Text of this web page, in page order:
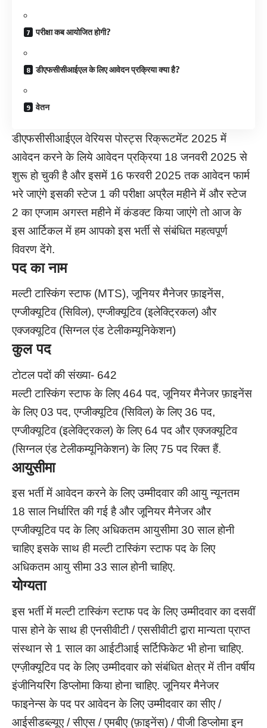
परीक्षा कब आयोजित होगी?
डीएफसीसीआईएल के लिए आवेदन प्रक्रिया क्या है?
वेतन
डीएफसीसीआईएल वेरियस पोस्ट्स रिक्रूटमेंट 2025 में
आवेदन करने के लिये आवेदन प्रक्रिया 18 जनवरी 2025 से
शुरू हो चुकी है और इसमें 16 फरवरी 2025 तक आवेदन फार्म
भरे जाएंगे इसकी स्टेज 1 की परीक्षा अप्रैल महीने में और स्टेज
2 का एग्जाम अगस्त महीने में कंडक्ट किया जाएंगे तो आज के
इस आर्टिकल में हम आपको इस भर्ती से संबंधित महत्वपूर्ण
विवरण देंगे.
पद का नाम
मल्टी टास्किंग स्टाफ (MTS), जूनियर मैनेजर फ़ाइनेंस,
एग्जीक्यूटिव (सिविल), एग्जीक्यूटिव (इलेक्ट्रिकल) और
एक्जक्यूटिव (सिग्नल एंड टेलीकम्यूनिकेशन)
कुल पद
टोटल पदों की संख्या- 642
मल्टी टास्किंग स्टाफ के लिए 464 पद, जूनियर मैनेजर फ़ाइनेंस
के लिए 03 पद, एग्जीक्यूटिव (सिविल) के लिए 36 पद,
एग्जीक्यूटिव (इलेक्ट्रिकल) के लिए 64 पद और एक्जक्यूटिव
(सिग्नल एंड टेलीकम्यूनिकेशन) के लिए 75 पद रिक्त हैं.
आयुसीमा
इस भर्ती में आवेदन करने के लिए उम्मीदवार की आयु न्यूनतम
18 साल निर्धारित की गई है और जूनियर मैनेजर और
एग्जीक्यूटिव पद के लिए अधिकतम आयुसीमा 30 साल होनी
चाहिए इसके साथ ही मल्टी टास्किंग स्टाफ पद के लिए
अधिकतम आयु सीमा 33 साल होनी चाहिए.
योग्यता
इस भर्ती में मल्टी टास्किंग स्टाफ पद के लिए उम्मीदवार का दसवीं
पास होने के साथ ही एनसीवीटी / एससीवीटी द्वारा मान्यता प्राप्त
संस्थान से 1 साल का आईटीआई सर्टिफिकेट भी होना चाहिए.
एग्ज़ीक्यूटिव पद के लिए उम्मीदवार को संबंधित क्षेत्र में तीन वर्षीय
इंजीनियरिंग डिप्लोमा किया होना चाहिए. जूनियर मैनेजर
फाइनेन्स के पद पर आवेदन के लिए उम्मीदवार का सीए /
आईसीडब्ल्यूए / सीएस / एमबीए (फ़ाइनेंस) / पीजी डिप्लोमा इन